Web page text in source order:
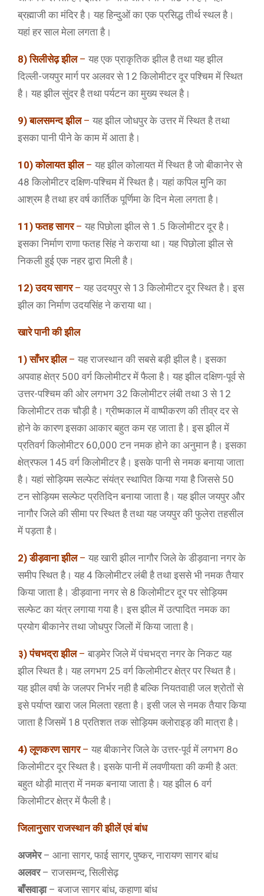
ब्रह्माजी का मंदिर है। यह हिन्दुओं का एक प्रसिद्ध तीर्थ स्थल है।
यहां हर साल मेला लगता है।
8) सिलीसेढ़ झील– यह एक प्राकृतिक झील है तथा यह झील
दिल्ली-जयपुर मार्ग पर अलवर से 12 किलोमीटर दूर पश्चिम में स्थित
है। यह झील सुंदर है तथा पर्यटन का मुख्य स्थल है।
9) बालसमन्द झील– यह झील जोधपुर के उत्तर में स्थित है तथा
इसका पानी पीने के काम में आता है।
10) कोलायत झील– यह झील कोलायत में स्थित है जो बीकानेर से
48 किलोमीटर दक्षिण-पश्चिम में स्थित है। यहां कपिल मुनि का
आश्रम है तथा हर वर्ष कार्तिक पूर्णिमा के दिन मेला लगता है।
11) फतह सागर– यह पिछोला झील से 1.5 किलोमीटर दूर है।
इसका निर्माण राणा फतह सिंह ने कराया था। यह पिछोला झील से
निकली हुई एक नहर द्वारा मिली है।
12) उदय सागर– यह उदयपुर से 13 किलोमीटर दूर स्थित है। इस
झील का निर्माण उदयसिंह ने कराया था।
खारे पानी की झील
1) साँभर झील– यह राजस्थान की सबसे बड़ी झील है। इसका
अपवाह क्षेत्र 500 वर्ग किलोमीटर में फैला है। यह झील दक्षिण-पूर्व से
उत्तर-पश्चिम की ओर लगभग 32 किलोमीटर लंबी तथा 3 से 12
किलोमीटर तक चौड़ी है। ग्रीष्मकाल में वाष्पीकरण की तीव्र दर से
होने के कारण इसका आकार बहुत कम रह जाता है। इस झील में
प्रतिवर्ग किलोमीटर 60,000 टन नमक होने का अनुमान है। इसका
क्षेत्रफल 145 वर्ग किलोमीटर है। इसके पानी से नमक बनाया जाता
है। यहां सोड़ियम सल्फेट संयंत्र स्थापित किया गया है जिससे 50
टन सोड़ियम सल्फेट प्रतिदिन बनाया जाता है। यह झील जयपुर और
नागौर जिले की सीमा पर स्थित है तथा यह जयपुर की फुलेरा तहसील
में पड़ता है।
2) डीड़वाना झील– यह खारी झील नागौर जिले के डीड़वाना नगर के
समीप स्थित है। यह 4 किलोमीटर लंबी है तथा इससे भी नमक तैयार
किया जाता है। डीड़वाना नगर से 8 किलोमीटर दूर पर सोड़ियम
सल्फेट का यंत्र लगाया गया है। इस झील में उत्पादित नमक का
प्रयोग बीकानेर तथा जोधपुर जिलों में किया जाता है।
३) पंचभद्रा झील– बाड़मेर जिले में पंचभद्रा नगर के निकट यह
झील स्थित है। यह लगभग 25 वर्ग किलोमीटर क्षेत्र पर स्थित है।
यह झील वर्षा के जलपर निर्भर नही है बल्कि नियतवाही जल श्रोतों से
इसे पर्याप्त खारा जल मिलता रहता है। इसी जल से नमक तैयार किया
जाता है जिसमें 18 प्रतिशत तक सोड़ियम क्लोराइड़ की मात्रा है।
4) लूणकरण सागर– यह बीकानेर जिले के उत्तर-पूर्व में लगभग 8o
किलोमीटर दूर स्थित है। इसके पानी में लवणीयता की कमी है अत:
बहुत थोड़ी मात्रा में नमक बनाया जाता है। यह झील 6 वर्ग
किलोमीटर क्षेत्र में फैली है।
जिलानुसार राजस्थान की झीलें एवं बांध
अजमेर– आना सागर, फाई सागर, पुष्कर, नारायण सागर बांध
अलवर– राजसमन्द, सिलीसेढ़
बाँसवाड़ा– बजाज सागर बांध, कहाणा बांध